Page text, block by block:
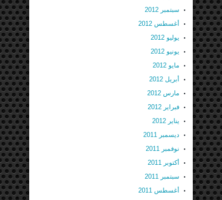
سبتمبر 2012
أغسطس 2012
يوليو 2012
يونيو 2012
مايو 2012
أبريل 2012
مارس 2012
فبراير 2012
يناير 2012
ديسمبر 2011
نوفمبر 2011
أكتوبر 2011
سبتمبر 2011
أغسطس 2011